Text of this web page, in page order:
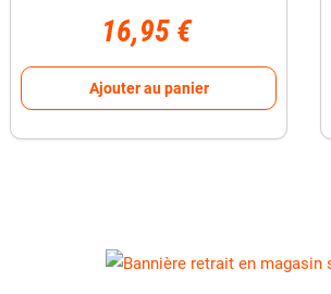
16,95 €
Ajouter au panier